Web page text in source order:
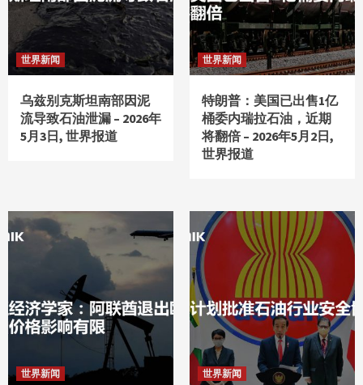
世界新闻
乌兹别克斯坦南部因泥
流导致石油泄漏 – 2026年
5月3日, 世界报道
世界新闻
特朗普：美国已出售1亿
桶委内瑞拉石油，近期
将翻倍 – 2026年5月2日,
世界报道
世界新闻 世界新闻